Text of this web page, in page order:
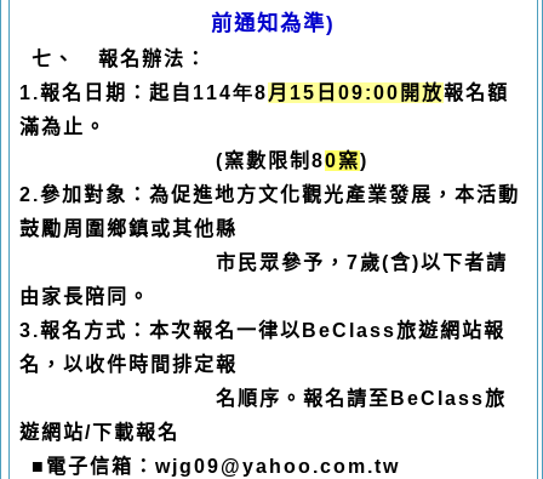
前通知為準)
七、
報名辦法：
1.報名日期：起自 114年8 月 15 日 09:00 開放報名額
滿為止。
(窯數限制80窯)
2.參加對象：為促進地方文化觀光產業發展，本活動
鼓勵周圍鄉鎮或其他縣
市民眾參予， 7歲(含)以下者請
由家長陪同。
3.報名方式：本次報名一律以 BeClass旅遊網站報
名，以收件時間排定報
名順序。報名請至 BeClass旅
遊網站/下載報名
■ 電子信箱： wjg09@yahoo.com.tw